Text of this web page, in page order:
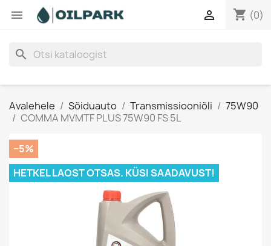
 shopping_cart (0)

search
Avalehele Sõiduauto Transmissiooniõli
75W90
COMMA MVMTF PLUS 75W90 FS 5L
−5%
HETKEL LAOST OTSAS. KÜSI SAADAVUST!